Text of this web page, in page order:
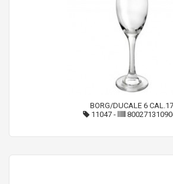
BORG/DUCALE 6 CAL.17
11047 -